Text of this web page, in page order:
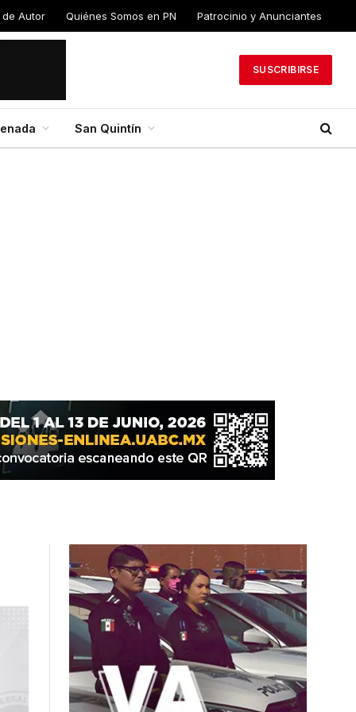
Quiénes Somos en
PN
Patrocinio y
Anunciantes
SUSCRIBIRSE
San Quintín